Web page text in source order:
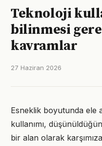
Teknoloji
bilinmesi
kavramlar
27 Haziran 2026
Esneklik boyutunda ele
kullanımı,
bir alan olarak